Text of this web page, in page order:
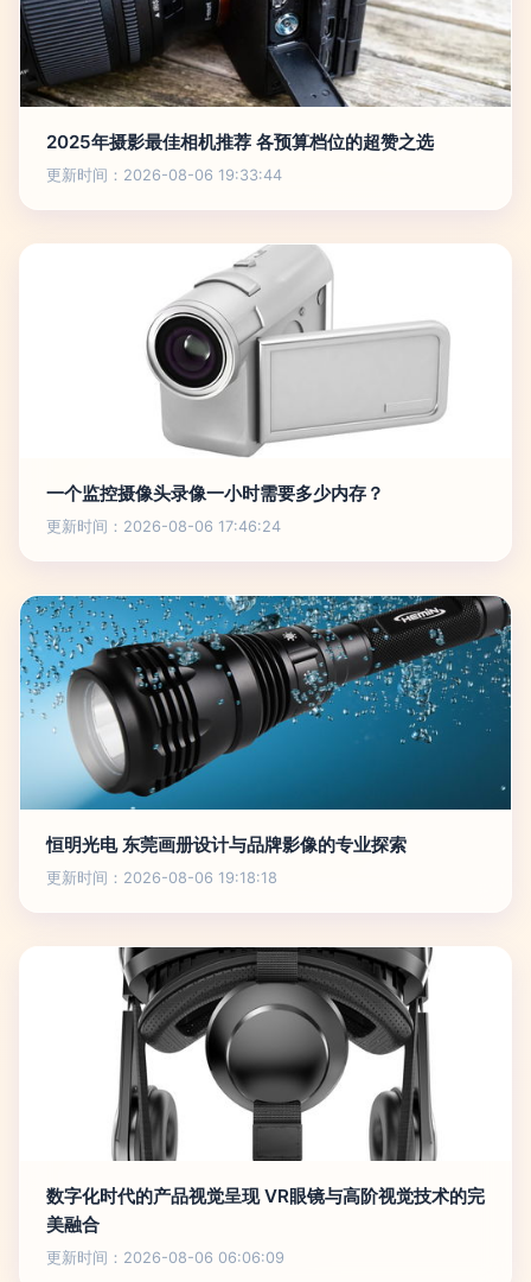
2025年摄影最佳相机推荐 各预算档位的超赞之选
更新时间：2026-08-06 19:33:44
一个监控摄像头录像一小时需要多少内存？
更新时间：2026-08-06 17:46:24
恒明光电 东莞画册设计与品牌影像的专业探索
更新时间：2026-08-06 19:18:18
数字化时代的产品视觉呈现 VR眼镜与高阶视觉技术的完
美融合
更新时间：2026-08-06 06:06:09